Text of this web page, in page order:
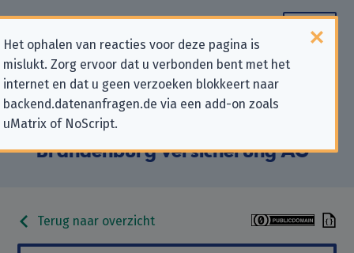
Het ophalen van reacties voor deze pagina is
mislukt. Zorg ervoor dat u verbonden bent met het
internet en dat u geen verzoeken blokkeert naar
backend.datenanfragen.de via een add-on zoals
uMatrix of NoScript.
Contactgegevens voor
privacygerelateerde verzoeken
aan “Feuersozietät Berlin
Brandenburg Versicherung AG”
Terug naar overzicht